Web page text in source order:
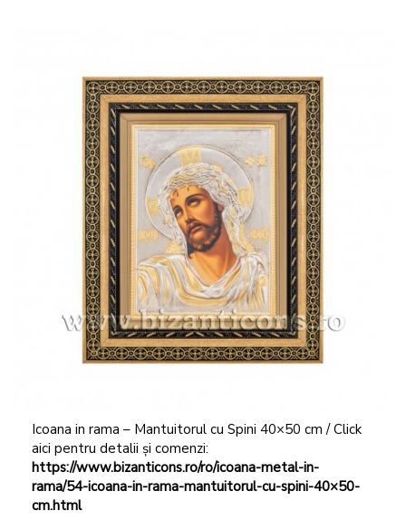
Icoana in rama – Mantuitorul cu Spini 40×50 cm / Click
aici pentru detalii și comenzi:
https://www.bizanticons.ro/ro/icoana-metal-in-
rama/54-icoana-in-rama-mantuitorul-cu-spini-40×50-
cm.html